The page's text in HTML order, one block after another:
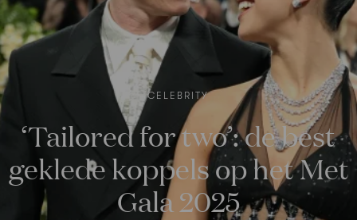
CELEBRITY
‘Tailored for two’: de best
geklede koppels op het Met
Gala 2025